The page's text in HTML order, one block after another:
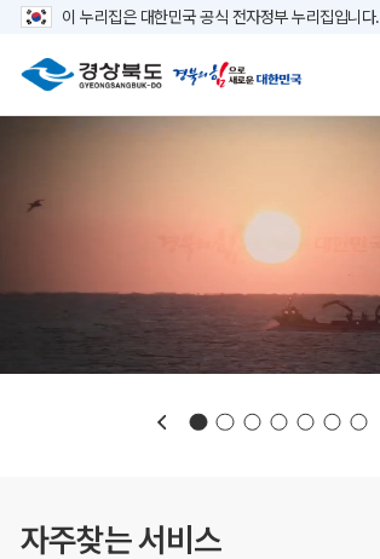
이 누리집은 대한민국 공식 전자정부 누리집입니다.
자주찾는 서비스
보도자료 재정정보